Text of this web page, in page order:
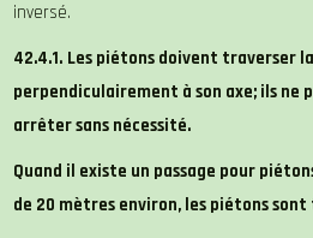
inversé.
42.4.1. Les piétons doivent traverser
perpendiculairement à son axe; ils ne
arrêter sans nécessité.
Quand il existe un passage pour
de 20 mètres environ, les piétons